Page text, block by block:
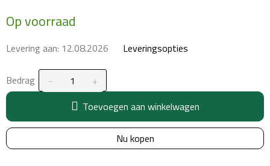
prijs:
Op voorraad
Levering aan: 12.08.2026 Leveringsopties
Bedrag
Toevoegen aan winkelwagen
Nu kopen